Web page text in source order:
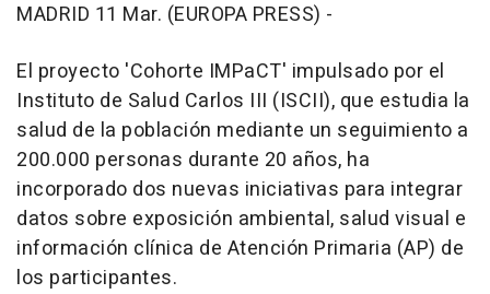
MADRID 11 Mar. (EUROPA PRESS) -
El proyecto 'Cohorte IMPaCT' impulsado por el
Instituto de Salud Carlos III (ISCII), que estudia la
salud de la población mediante un seguimiento a
200.000 personas durante 20 años, ha
incorporado dos nuevas iniciativas para integrar
datos sobre exposición ambiental, salud visual e
información clínica de Atención Primaria (AP) de
los participantes.